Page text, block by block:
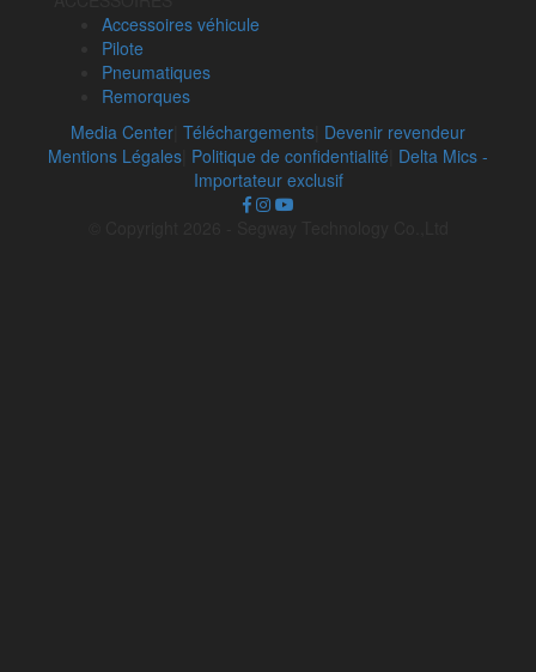
Accessoires véhicule
Pilote
Pneumatiques
Remorques
Media Center Téléchargements Devenir revendeur
Mentions Légales Politique de confidentialité Delta Mics -
Importateur exclusif